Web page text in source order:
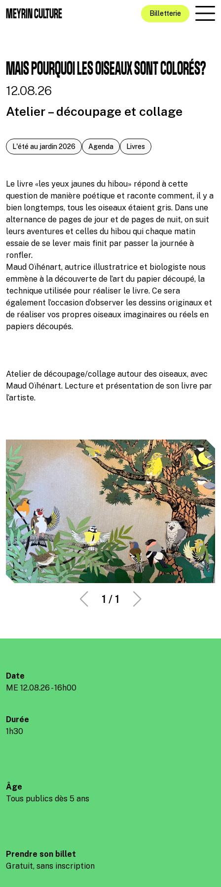
MEYRIN CULTURE Billetterie
MAIS POURQUOI LES OISEAUX SONT COLORÉS?
12.08.26
Atelier – découpage et collage
L'été au jardin 2026 Agenda Livres
Le livre «les yeux jaunes du hibou» répond à cette
question de manière poétique et raconte comment, il y a
bien longtemps, tous les oiseaux étaient gris. Dans une
alternance de pages de jour et de pages de nuit, on suit
leurs aventures et celles du hibou qui chaque matin
essaie de se lever mais finit par passer la journée à
ronfler.
Maud Oïhénart, autrice illustratrice et biologiste nous
emmène à la découverte de l’art du papier découpé, la
technique utilisée pour réaliser le livre. Ce sera
également l’occasion d’observer les dessins originaux et
de réaliser vos propres oiseaux imaginaires ou réels en
papiers découpés.
Atelier de découpage/collage autour des oiseaux, avec
Maud Oïhénart. Lecture et présentation de son livre par
l’artiste.
1 / 1
Date
ME 12.08.26 - 16h00
Durée
1h30
Âge
Tous publics dès 5 ans
Prendre son billet
Gratuit, sans inscription